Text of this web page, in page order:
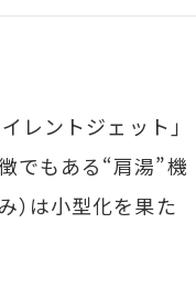
レントジェット」
でもある“肩湯”機
）は小型化を果た